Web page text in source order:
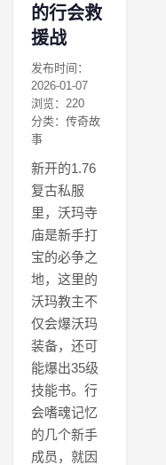
的行会救
援战
发布时间：
2026-01-07
浏览：220
分类：传奇故
事
新开的1.76
复古私服
里，沃玛寺
庙是新手打
宝的必争之
地，这里的
沃玛教主不
仅会爆沃玛
装备，还可
能爆出35级
技能书。行
会嗜魂记忆
的几个新手
成员，就因